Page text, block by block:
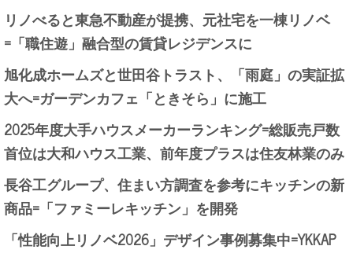
リノべると東急不動産が提携、元社宅を一棟リノベ
=「職住遊」融合型の賃貸レジデンスに
旭化成ホームズと世田谷トラスト、「雨庭」の実証拡
大へ=ガーデンカフェ「ときそら」に施工
2025年度大手ハウスメーカーランキング=総販売戸数
首位は大和ハウス工業、前年度プラスは住友林業のみ
長谷工グループ、住まい方調査を参考にキッチンの新
商品=「ファミーレキッチン」を開発
「性能向上リノベ2026」デザイン事例募集中=YKKAP